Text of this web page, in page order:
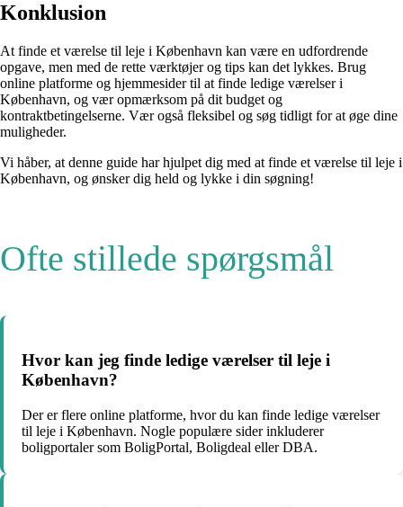
Konklusion
At finde et værelse til leje i København kan være en udfordrende
opgave, men med de rette værktøjer og tips kan det lykkes. Brug
online platforme og hjemmesider til at finde ledige værelser i
København, og vær opmærksom på dit budget og
kontraktbetingelserne. Vær også fleksibel og søg tidligt for at øge dine
muligheder.
Vi håber, at denne guide har hjulpet dig med at finde et værelse til leje i
København, og ønsker dig held og lykke i din søgning!
Ofte stillede spørgsmål
Hvor kan jeg finde ledige værelser til leje i
København?
Der er flere online platforme, hvor du kan finde ledige værelser
til leje i København. Nogle populære sider inkluderer
boligportaler som BoligPortal, Boligdeal eller DBA.